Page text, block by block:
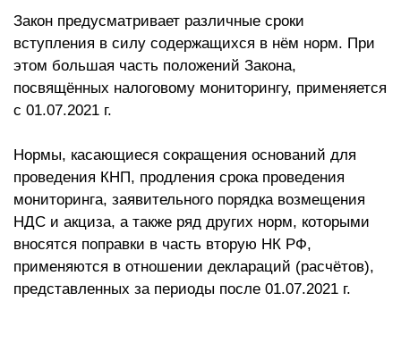
Закон предусматривает различные сроки
вступления в силу содержащихся в нём норм. При
этом большая часть положений Закона,
посвящённых налоговому мониторингу, применяется
с 01.07.2021 г.
Нормы, касающиеся сокращения оснований для
проведения КНП, продления срока проведения
мониторинга, заявительного порядка возмещения
НДС и акциза, а также ряд других норм, которыми
вносятся поправки в часть вторую НК РФ,
применяются в отношении деклараций (расчётов),
представленных за периоды после 01.07.2021 г.